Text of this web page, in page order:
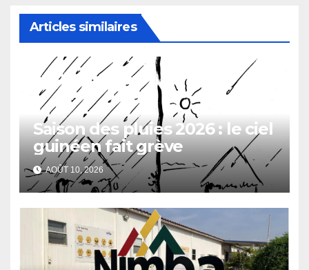
Articles similaires
Saison des pluies 2026 : le ciel
guinéen fait grève
AOÛT 10, 2026